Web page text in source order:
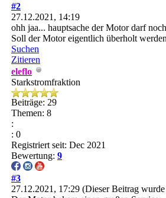
#2
27.12.2021, 14:19
ohh jaa... hauptsache der Motor darf
Soll der Motor eigentlich überholt
Suchen
Zitieren
eleflo
Starkstromfraktion
Beiträge: 29
Themen: 8
:
: 0
Registriert seit: Dec 2021
Bewertung: 9
#3
27.12.2021, 17:29 (Dieser Beitrag